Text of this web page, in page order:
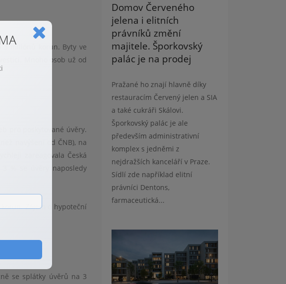
3 miliónů korun. Byty ve
Mnoho osob už od
pro poskytované úvěry.
navýšení od ČNB), na
zareagovala Česká
% se úvěry naposledy
Zájem o hypoteční
se splátky úvěrů na 3
Domov Červeného
jelena i elitních
právníků změní
majitele. Šporkovský
palác je na prodej
Pražané ho znají hlavně díky
restauracím Červený jelen a SIA
a také cukráři Skálovi.
Šporkovský palác je ale
především administrativní
komplex s jedněmi z
nejdražších kanceláří v Praze.
Sídlí zde například elitní
právníci Dentons,
farmaceutická...